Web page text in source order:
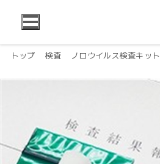
トップ 検査 ノロウイルス検査キット